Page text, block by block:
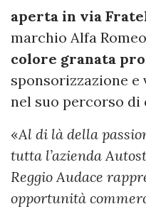
aperta in via
marchio Alfa
colore granata
sponsorizzazione
nel suo percorso
«Al di là della
tutta l’azienda
Reggio Audace
opportunità